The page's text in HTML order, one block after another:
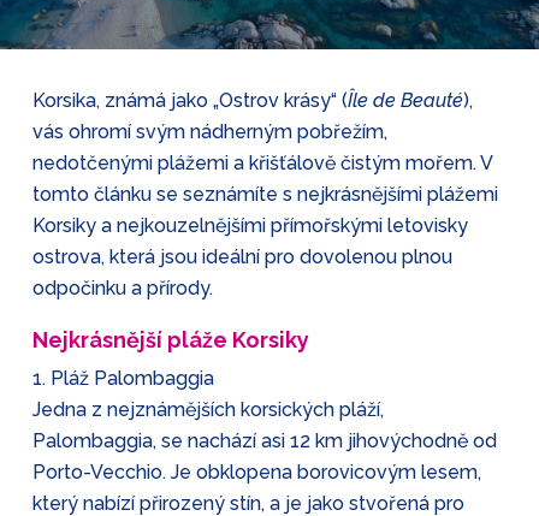
Korsika, známá jako „Ostrov krásy“ (Île de Beauté),
vás ohromí svým nádherným pobřežím,
nedotčenými plážemi a křišťálově čistým mořem. V
tomto článku se seznámíte s nejkrásnějšími plážemi
Korsiky a nejkouzelnějšími přímořskými letovisky
ostrova, která jsou ideální pro dovolenou plnou
odpočinku a přírody.
Nejkrásnější pláže Korsiky
1. Pláž Palombaggia
Jedna z nejznámějších korsických pláží,
Palombaggia, se nachází asi 12 km jihovýchodně od
Porto-Vecchio. Je obklopena borovicovým lesem,
který nabízí přirozený stín, a je jako stvořená pro